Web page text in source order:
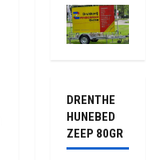
DRENTHE
HUNEBED
ZEEP 80GR